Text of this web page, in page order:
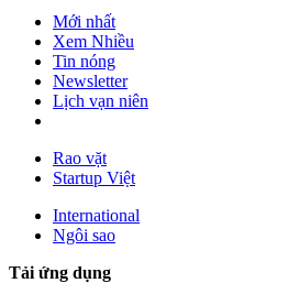
Mới nhất
Xem Nhiều
Tin nóng
Newsletter
Lịch vạn niên
Rao vặt
Startup Việt
International
Ngôi sao
Tải ứng dụng